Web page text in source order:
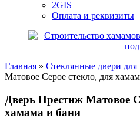
2GIS
Оплата и реквизиты
Главная » Стеклянные двери для
Матовое Серое стекло, для
Дверь Престиж Матовое
хамама и бани